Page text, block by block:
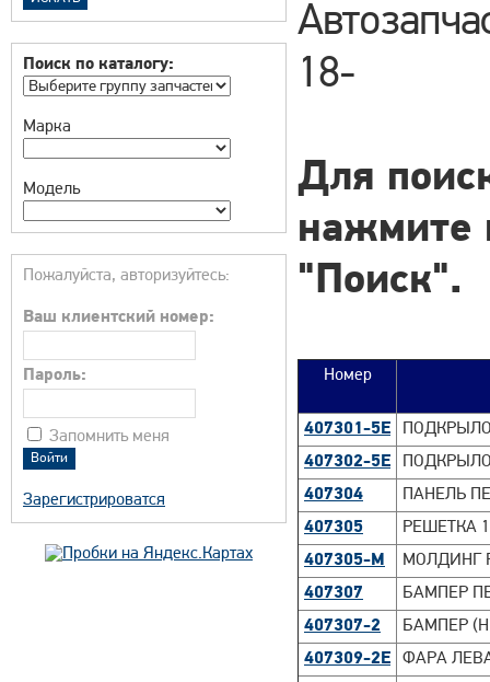
Поиск по каталогу:
Марка
Модель
Пожалуйста, авторизуйтесь:
Ваш клиентский номер:
Пароль:
Запомнить меня
Зарегистрироватся
18-
Для
нажмите
"Поиск".
Номер
407301-5E
407302-5E
407304
ПАНЕЛЬ
407305
РЕШЕТКА
407305-M
МОЛДИНГ
407307
БАМПЕР
407307-2
БАМПЕР
407309-2E
ФАРА